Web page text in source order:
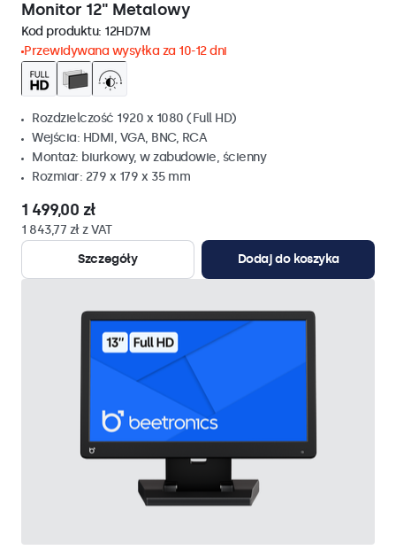
Monitor 12" Metalowy
Kod produktu: 12HD7M
Przewidywana wysyłka za 10-12 dni
Rozdzielczość 1920 x 1080 (Full HD)
Wejścia: HDMI, VGA, BNC, RCA
Montaż: biurkowy, w zabudowie, ścienny
Rozmiar: 279 x 179 x 35 mm
1 499,00 zł
1 843,77 zł z VAT
Szczegóły
Dodaj do koszyka